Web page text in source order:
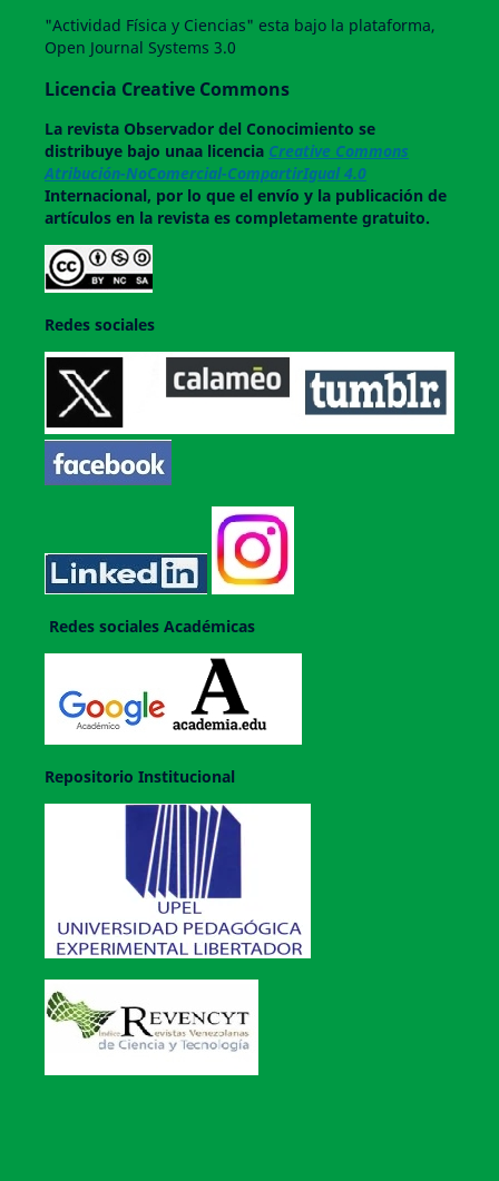
"Actividad Física y Ciencias" esta bajo la plataforma,
Open Journal Systems 3.0
Licencia Creative Commons
La revistaObservador del Conocimiento se
distribuye bajo unaa licencia Creative Commons
Atribución-NoComercial-CompartirIgual 4.0
Internacional, por lo que el envío y la publicación de
artículos en la revista es completamente gratuito.
Redes sociales
Redes sociales Académicas
Repositorio Institucional